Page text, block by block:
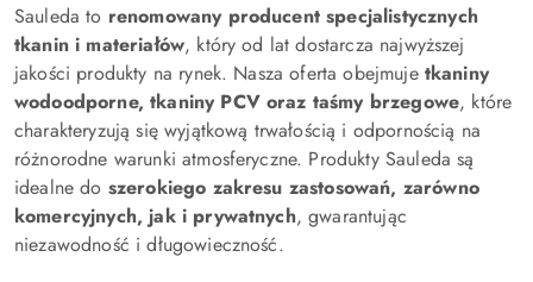
Sauleda to renomowany producent specjalistycznych
tkanin i materiałów, który od lat dostarcza najwyższej
jakości produkty na rynek. Nasza oferta obejmujetkaniny
wodoodporne, tkaniny PCV oraz taśmy brzegowe, które
charakteryzują się wyjątkową trwałością i odpornością na
różnorodne warunki atmosferyczne. Produkty Sauleda są
idealne do szerokiego zakresu zastosowań, zarówno
komercyjnych, jak i prywatnych, gwarantując
niezawodność i długowieczność.